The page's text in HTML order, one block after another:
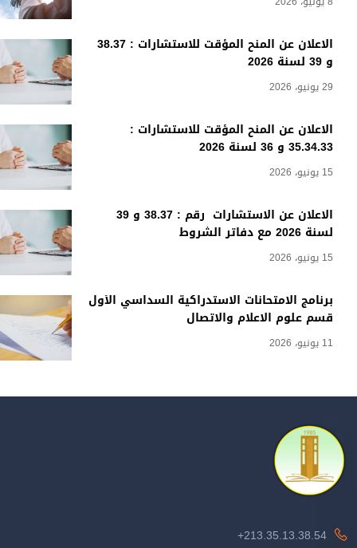
الاعلان عن المنح المؤقت للاستشارات : 38.37
و 39 لسنة 2026
29 يونيو، 2026
الاعلان عن المنح المؤقت للاستشارات :
35.34.33 و 36 لسنة 2026
15 يونيو، 2026
الاعلان عن الاستشارات رقم : 38.37 و 39
لسنة 2026 مع دفاتر الشروط
15 يونيو، 2026
برنامج الامتحانات الاستدراكية السداسي الأول
قسم علوم الاعلام والاتصال
11 يونيو، 2026
213.35.13.38.54+